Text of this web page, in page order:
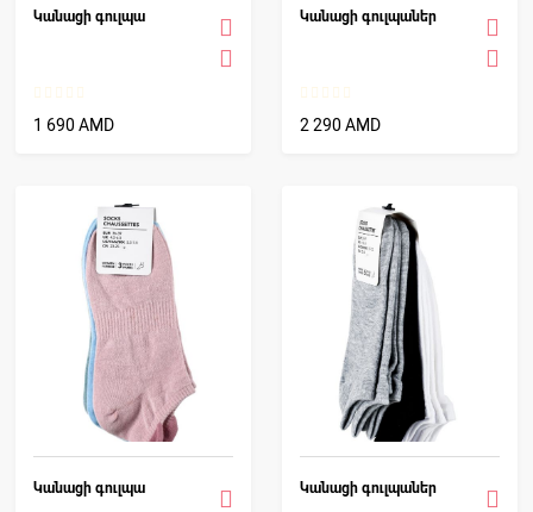
Կանացի գուլպա
1 690 AMD
Կանացի գուլպաներ
2 290 AMD
Կանացի գուլպա Կանացի գուլպաներ